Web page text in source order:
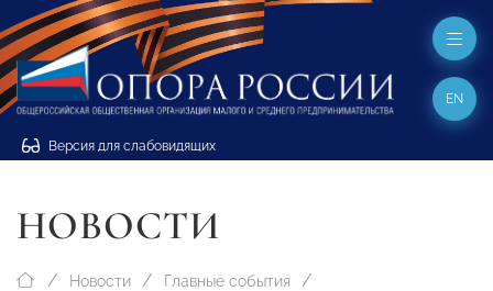
Версия для слабовидящих
EN
НОВОСТИ
Новости Главные события